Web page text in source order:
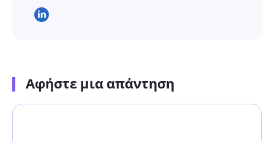
Αφήστε μια απάντηση